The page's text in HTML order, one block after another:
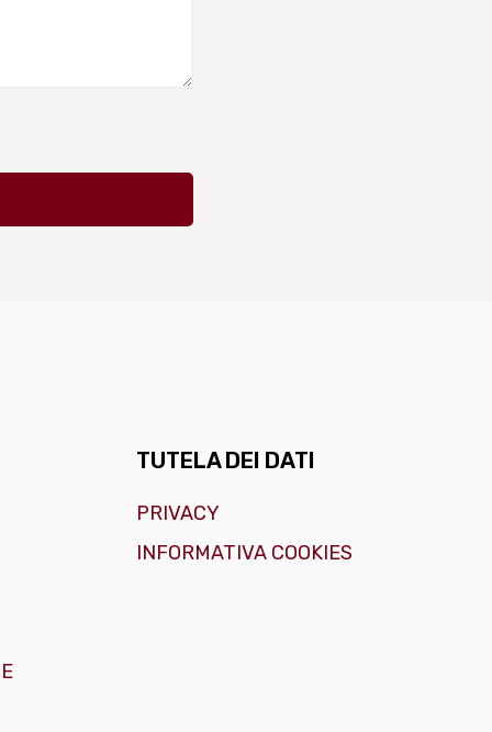
TUTELA DEI DATI
PRIVACY
INFORMATIVA COOKIES